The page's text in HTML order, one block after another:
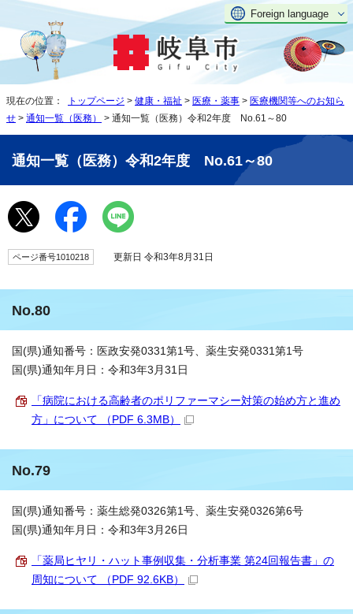
Foreign language
現在の位置： トップページ > 健康・福祉 > 医療・薬事 > 医療機関等へのお知ら
せ > 通知一覧（医務） > 通知一覧（医務）令和2年度 No.61～80
通知一覧（医務）令和2年度 No.61～80
ページ番号1010218 更新日 令和3年8月31日
No.80
国(県)通知番号：医政安発0331第1号、薬生安発0331第1号
国(県)通知年月日：令和3年3月31日
「病院における高齢者のポリファーマシー対策の始め方と進め
方」について （PDF 6.3MB）
No.79
国(県)通知番号：薬生総発0326第1号、薬生安発0326第6号
国(県)通知年月日：令和3年3月26日
「薬局ヒヤリ・ハット事例収集・分析事業 第24回報告書」の
周知について （PDF 92.6KB）